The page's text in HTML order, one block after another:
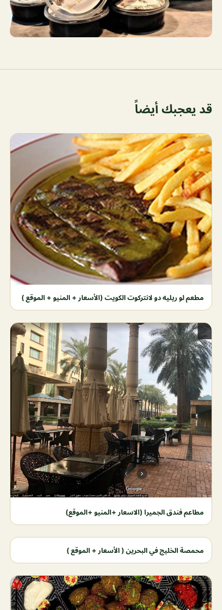
قد يعجبك أيضاً
مطعم لو ريليه دو لانتركوت الكويت (الأسعار + المنيو + الموقع )
مطاعم فندق الجميرا (الاسعار +المنيو +الموقع)
محمصة الخليج في البحرين ( الأسعار + الموقع )